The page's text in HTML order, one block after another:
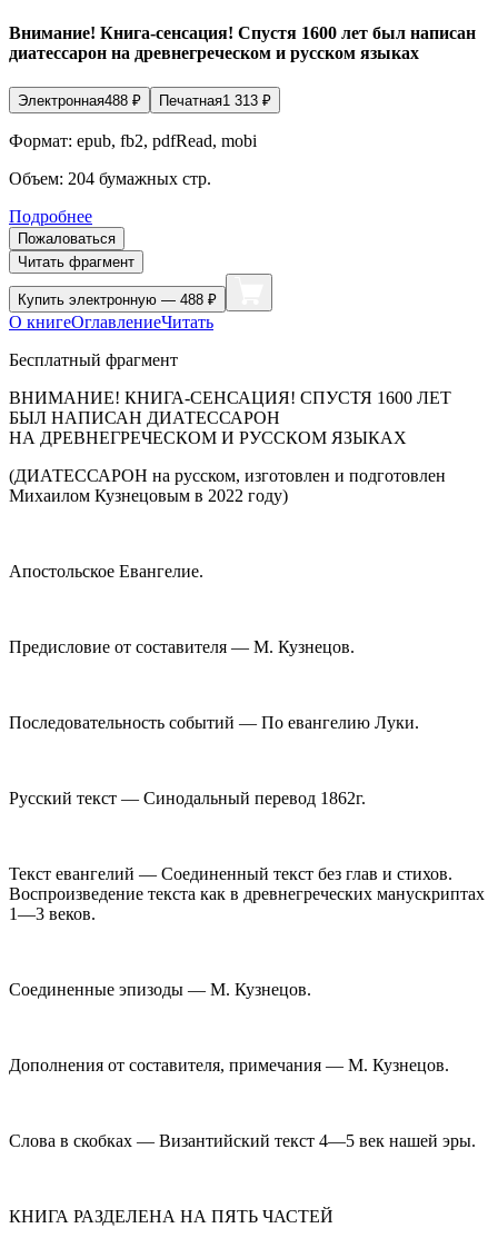
Внимание! Книга-сенсация! Спустя 1600 лет был написан
диатессарон на древнегреческом и русском языках
Электронная488 ₽ Печатная1 313 ₽
Формат: epub, fb2, pdfRead, mobi
Объем: 204 бумажных стр.
Подробнее
Пожаловаться
Читать фрагмент
Купить электронную — 488 ₽
О книгеОглавлениеЧитать
Бесплатный фрагмент
ВНИМАНИЕ! КНИГА-СЕНСАЦИЯ! СПУСТЯ 1600 ЛЕТ
БЫЛ НАПИСАН ДИАТЕССАРОН
НА ДРЕВНЕГРЕЧЕСКОМ И РУССКОМ ЯЗЫКАХ
(ДИАТЕССАРОН на русском, изготовлен и подготовлен
Михаилом Кузнецовым в 2022 году)
Апостольское Евангелие.
Предисловие от составителя — М. Кузнецов.
Последовательность событий — По евангелию Луки.
Русский текст — Синодальный перевод 1862г.
Текст евангелий — Соединенный текст без глав и стихов.
Воспроизведение текста как в древнегреческих манускриптах
1—3 веков.
Соединенные эпизоды — М. Кузнецов.
Дополнения от составителя, примечания — М. Кузнецов.
Слова в скобках — Византийский текст 4—5 век нашей эры.
КНИГА РАЗДЕЛЕНА НА ПЯТЬ ЧАСТЕЙ